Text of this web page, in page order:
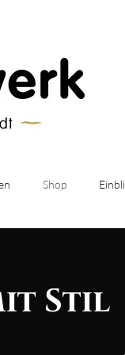
Shop
Stil